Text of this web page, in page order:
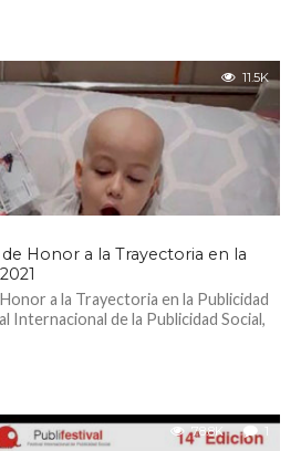
11.5K
Honor a la Trayectoria en la
a la Trayectoria en la Publicidad
Internacional de la Publicidad Social,
78.8K 1